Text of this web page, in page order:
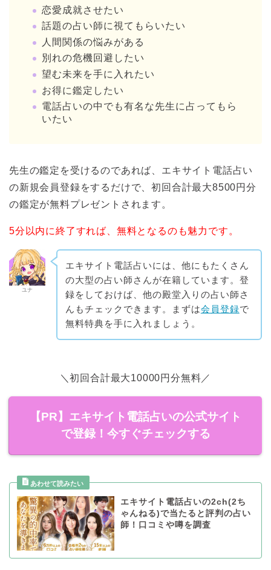
恋愛成就させたい
話題の占い師に視てもらいたい
人間関係の悩みがある
別れの危機回避したい
望む未来を手に入れたい
お得に鑑定したい
電話占いの中でも有名な先生に占ってもら
いたい
先生の鑑定を受けるのであれば、エキサイト電話占い
の新規会員登録をするだけで、初回合計最大8500円分
の鑑定が無料プレゼントされます。
5分以内に終了すれば、無料となるのも魅力です。
ユナ
エキサイト電話占いには、他にもたくさん
の大型の占い師さんが在籍しています。登
録をしておけば、他の殿堂入りの占い師さ
んもチェックできます。まずは会員登録で
無料特典を手に入れましょう。
＼初回合計最大10000円分無料／
【PR】エキサイト電話占いの公式サイト
で登録！今すぐチェックする
エキサイト電話占いの2ch(2ち
ゃんねる)で当たると評判の占い
師！口コミや噂を調査